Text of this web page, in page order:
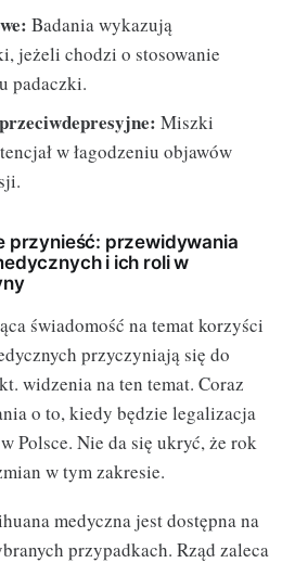
Badania wykazują
jeżeli chodzi o stosowanie
padaczki.
Miszki
w łagodzeniu objawów
przynieść: przewidywania
i ich roli w
świadomość na temat korzyści
przyczyniają się do
widzenia na ten temat. Coraz
o to, kiedy będzie legalizacja
Polsce. Nie da się ukryć, że rok
w tym zakresie.
medyczna jest dostępna na
przypadkach. Rząd zaleca